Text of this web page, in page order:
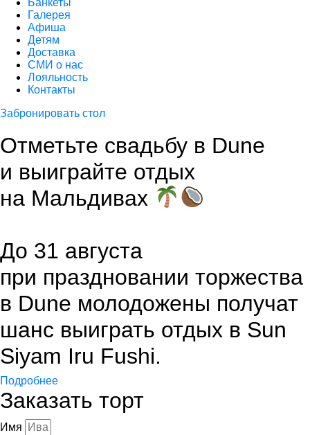
Галерея
Афиша
Детям
Доставка
СМИ о нас
Лояльность
Контакты
Забронировать стол
Отметьте свадьбу в Dune
и выиграйте отдых
на Мальдивах
До 31 августа
при праздновании торжества
в Dune молодожены получат
шанс выиграть отдых в Sun
Siyam Iru Fushi.
Подробнее
Заказать торт
Имя